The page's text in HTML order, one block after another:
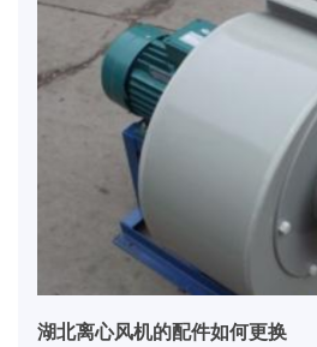
湖北离心风机的配件如何更换